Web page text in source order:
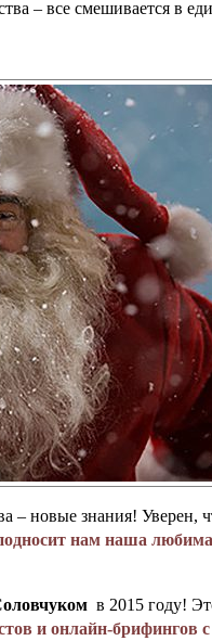
– все смешивается в
– новые знания!
нам наша
в 2015 году!
и онлайн-брифингов